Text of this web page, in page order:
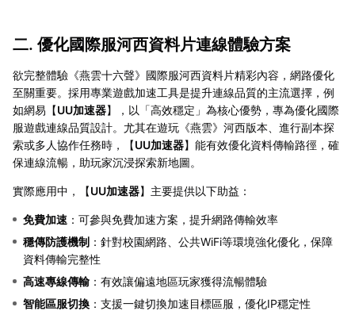
二. 優化國際服河西資料片連線體驗方案
欲完整體驗《燕雲十六聲》國際服河西資料片精彩內容，網路優化
至關重要。採用專業遊戲加速工具是提升連線品質的主流選擇，例
如網易【UU加速器】，以「高效穩定」為核心優勢，專為優化國際
服遊戲連線品質設計。尤其在遊玩《燕雲》河西版本、進行副本探
索或多人協作任務時，【UU加速器】能有效優化資料傳輸路徑，確
保連線流暢，助玩家沉浸探索新地圖。
實際應用中，【UU加速器】主要提供以下助益：
免費加速 ：可參與免費加速方案，提升網路傳輸效率
穩傳防護機制 ：針對校園網路、公共WiFi等環境強化優化，保障
資料傳輸完整性
高速專線傳輸 ：有效讓偏遠地區玩家獲得流暢體驗
智能區服切換 ：支援一鍵切換加速目標區服，優化IP穩定性